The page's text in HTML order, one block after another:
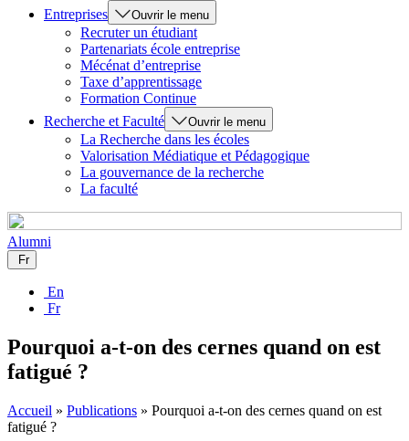
Entreprises
Ouvrir le menu
Recruter un étudiant
Partenariats école entreprise
Mécénat d’entreprise
Taxe d’apprentissage
Formation Continue
Recherche et Faculté
Ouvrir le menu
La Recherche dans les écoles
Valorisation Médiatique et Pédagogique
La gouvernance de la recherche
La faculté
Alumni
Fr
En
Fr
Pourquoi a-t-on des cernes quand on est
fatigué ?
Accueil » Publications » Pourquoi a-t-on des cernes quand on est
fatigué ?